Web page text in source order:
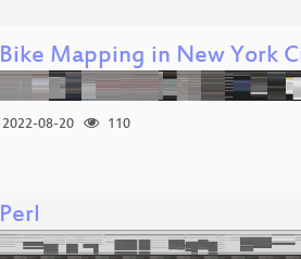
Mapping in New York
2022-08-20
110